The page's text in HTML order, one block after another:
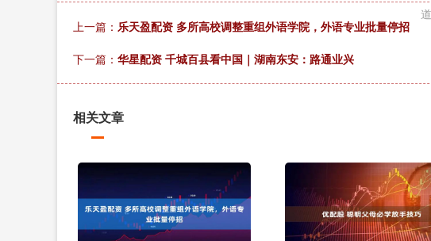
上一篇： 乐天盈配资 多所高校调整重组外语学院，外语专业批量停招
下一篇： 华星配资 千城百县看中国｜湖南东安：路通业兴
相关文章